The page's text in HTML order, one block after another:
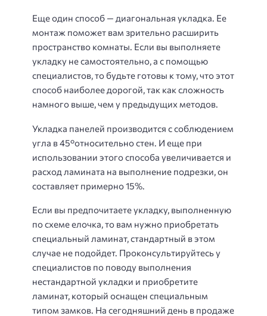
Еще один способ — диагональная укладка. Ее
монтаж поможет вам зрительно расширить
пространство комнаты. Если вы выполняете
укладку не самостоятельно, а с помощью
специалистов, то будьте готовы к тому, что этот
способ наиболее дорогой, так как сложность
намного выше, чем у предыдущих методов.
Укладка панелей производится с соблюдением
угла в 45°относительно стен. И еще при
использовании этого способа увеличивается и
расход ламината на выполнение подрезки, он
составляет примерно 15%.
Если вы предпочитаете укладку, выполненную
по схеме елочка, то вам нужно приобретать
специальный ламинат, стандартный в этом
случае не подойдет. Проконсультируйтесь у
специалистов по поводу выполнения
нестандартной укладки и приобретите
ламинат, который оснащен специальным
типом замков. На сегодняшний день в продаже